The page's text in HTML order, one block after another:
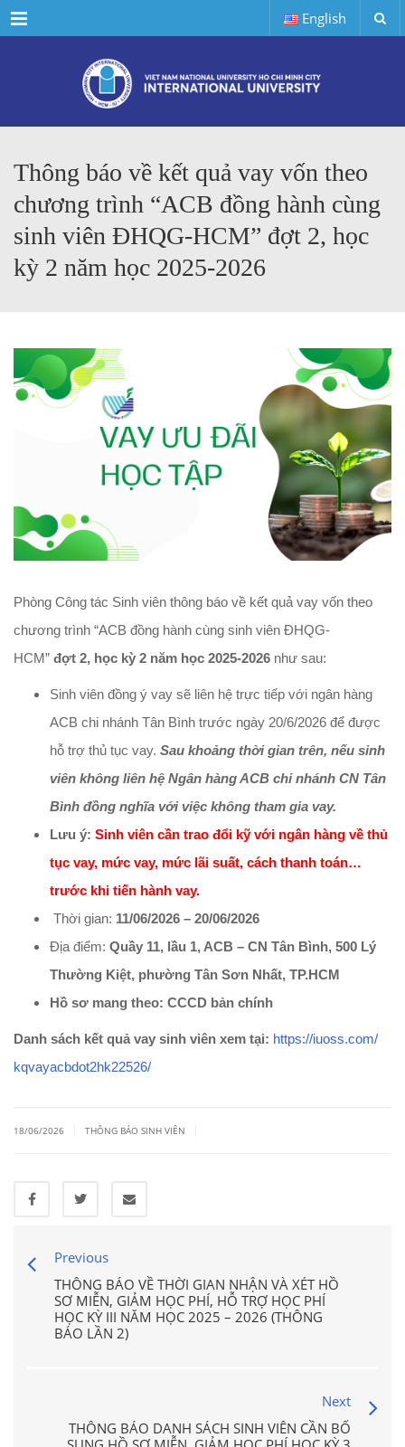
Menu English
Thông báo về kết quả vay vốn theo
chương trình “ACB đồng hành cùng
sinh viên ĐHQG-HCM” đợt 2, học
kỳ 2 năm học 2025-2026
Phòng Công tác Sinh viên thông báo về kết quả vay vốn theo
chương trình “ACB đồng hành cùng sinh viên ĐHQG-
HCM” đợt 2, học kỳ 2 năm học 2025-2026 như sau:
Sinh viên đồng ý vay sẽ liên hệ trực tiếp với ngân hàng
ACB chi nhánh Tân Bình trước ngày 20/6/2026 để được
hỗ trợ thủ tục vay. Sau khoảng thời gian trên, nếu sinh
viên không liên hệ Ngân hàng ACB chi nhánh CN Tân
Bình đồng nghĩa với việc không tham gia vay.
Lưu ý: Sinh viên cần trao đổi kỹ với ngân hàng về thủ
tục vay, mức vay, mức lãi suất, cách thanh toán…
trước khi tiến hành vay.
Thời gian: 11/06/2026 – 20/06/2026
Địa điểm: Quầy 11, lầu 1, ACB – CN Tân Bình, 500 Lý
Thường Kiệt, phường Tân Sơn Nhất, TP.HCM
Hồ sơ mang theo: CCCD bản chính
Danh sách kết quả vay sinh viên xem tại: https://iuoss.com/
kqvayacbdot2hk22526/
18/06/2026 THÔNG BÁO SINH VIÊN
Previous
THÔNG BÁO VỀ THỜI GIAN NHẬN VÀ XÉT HỒ
SƠ MIỄN, GIẢM HỌC PHÍ, HỖ TRỢ HỌC PHÍ
HỌC KỲ III NĂM HỌC 2025 – 2026 (THÔNG
BÁO LẦN 2)
Next
THÔNG BÁO DANH SÁCH SINH VIÊN CẦN BỔ